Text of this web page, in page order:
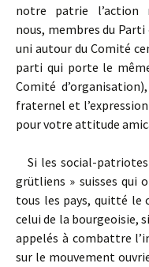
notre patrie l’action
nous, membres du
uni autour du Comité
parti qui porte le
Comité
fraternel et
pour votre attitude
Si les social-
grütliens » suisses qui
tous les pays, quitté le
celui de la bourgeoisie,
appelés à combattre
sur le mouvement